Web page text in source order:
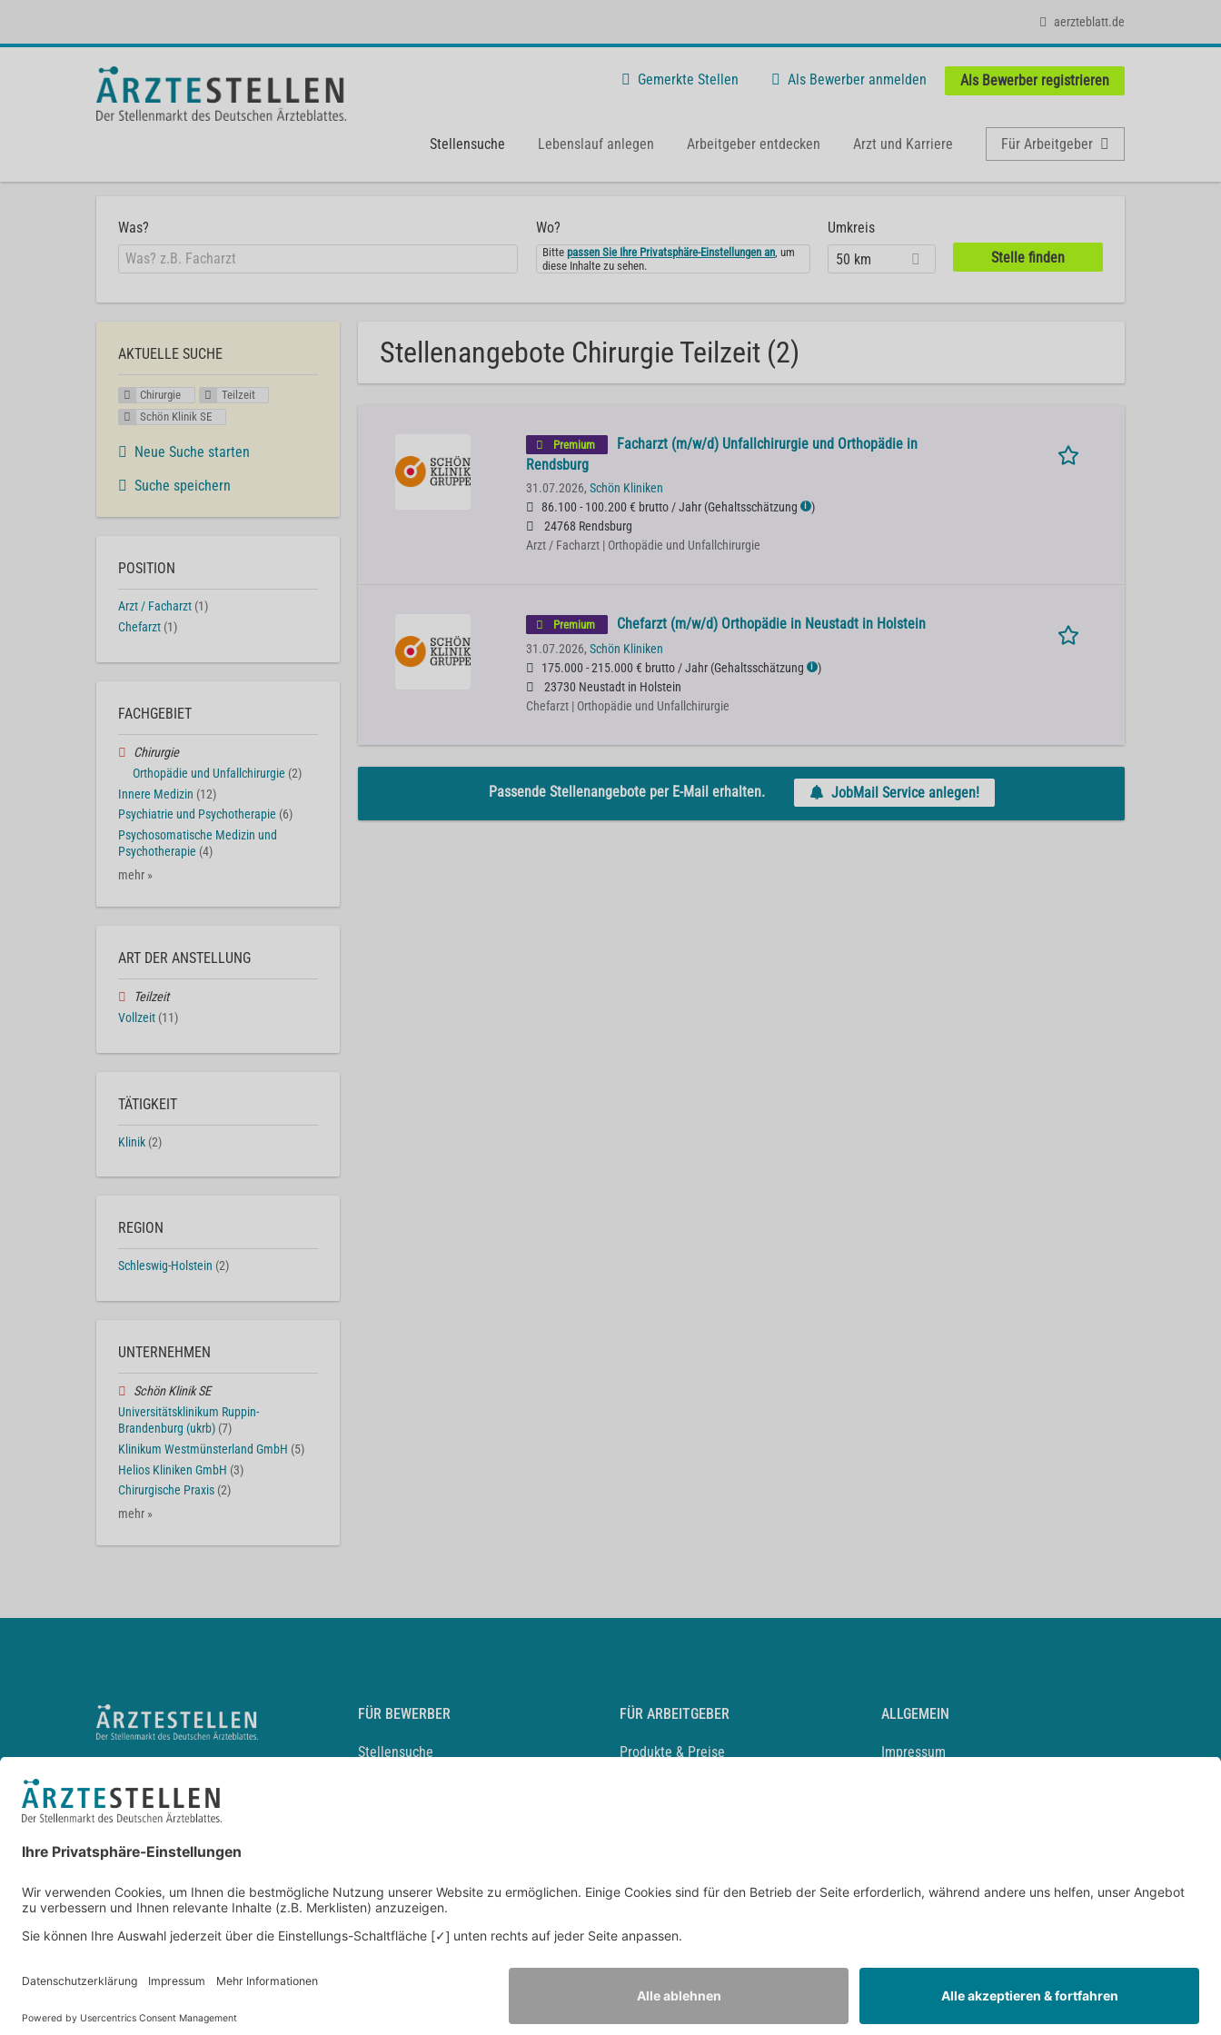
aerzteblatt.de
Gemerkte Stellen Als Bewerber anmelden Als Bewerber registrieren
Stellensuche Lebenslauf anlegen Arbeitgeber entdecken Arzt und Karriere Für Arbeitgeber
Was? Wo?
Bittepassen Sie Ihre Privatsphäre-Einstellungen an, um
diese Inhalte zu sehen.
Umkreis
50 km
Stellenangebote Chirurgie Teilzeit (2)
Premium
Facharzt (m/w/d) Unfallchirurgie und Orthopädie in
Rendsburg
31.07.2026, Schön Kliniken
86.100 - 100.200 € brutto / Jahr (Gehaltsschätzung ℹ )
24768 Rendsburg
Arzt / Facharzt | Orthopädie und Unfallchirurgie
Premium Chefarzt (m/w/d) Orthopädie in Neustadt in Holstein
31.07.2026, Schön Kliniken
175.000 - 215.000 € brutto / Jahr (Gehaltsschätzung ℹ )
23730 Neustadt in Holstein
Chefarzt | Orthopädie und Unfallchirurgie
Passende Stellenangebote per E-Mail erhalten. JobMail Service anlegen!
AKTUELLE SUCHE
Chirurgie
Teilzeit
Schön Klinik SE
Neue Suche starten
Suche speichern
POSITION
Arzt / Facharzt (1)
Chefarzt (1)
FACHGEBIET
Chirurgie
Orthopädie und Unfallchirurgie (2)
Innere Medizin (12)
Psychiatrie und Psychotherapie (6)
Psychosomatische Medizin und
Psychotherapie (4)
mehr »
ART DER ANSTELLUNG
Teilzeit
Vollzeit (11)
TÄTIGKEIT
Klinik (2)
REGION
Schleswig-Holstein (2)
UNTERNEHMEN
Schön Klinik SE
Universitätsklinikum Ruppin-
Brandenburg (ukrb) (7)
Klinikum Westmünsterland GmbH (5)
Helios Kliniken GmbH (3)
Chirurgische Praxis (2)
mehr »
FÜR BEWERBER
Stellensuche
Durchsuchen Sie den Stellenkatalog
FÜR ARBEITGEBER
Produkte & Preise
ALLGEMEIN
Impressum
Entwickelt durchJOBIQO